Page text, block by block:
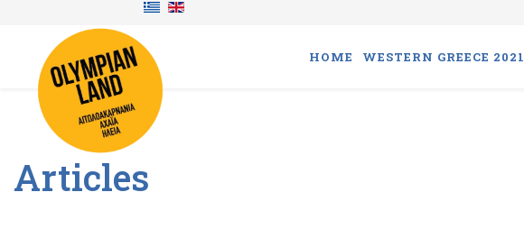
HOME WESTERN GREECE 2021
Articles